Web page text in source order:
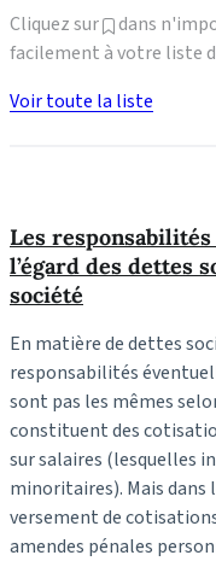
Les
l’égard des dettes
société
En matière de dettes
responsabilités
sont pas les mêmes
constituent des
sur salaires (lesquelles
minoritaires). Mais dans
versement de
amendes pénales
Cliquez sur
dans
facilement à votre liste
Voir toute la liste